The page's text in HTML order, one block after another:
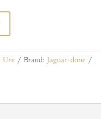
Ure Brand: Jaguar-done